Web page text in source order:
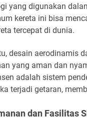
yang digunakan
kereta ini bisa
tercepat di dunia.
desain aerodinamis
yang aman dan
adalah sistem
terjadi getaran,
dan Fasilitas